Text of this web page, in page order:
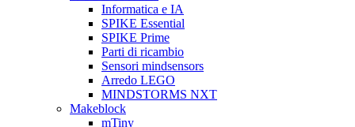
Informatica e IA
SPIKE Essential
SPIKE Prime
Parti di ricambio
Sensori mindsensors
Arredo LEGO
MINDSTORMS NXT
Makeblock
mTiny